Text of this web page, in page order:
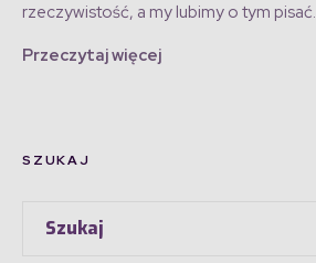
rzeczywistość, a my lubimy o tym pisać.
Przeczytaj więcej
SZUKAJ